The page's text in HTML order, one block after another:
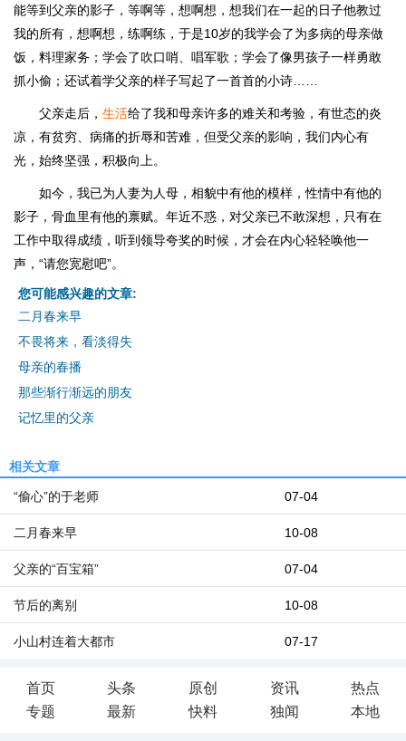
能等到父亲的影子，等啊等，想啊想，想我们在一起的日子他教过
我的所有，想啊想，练啊练，于是10岁的我学会了为多病的母亲做
饭，料理家务；学会了吹口哨、唱军歌；学会了像男孩子一样勇敢
抓小偷；还试着学父亲的样子写起了一首首的小诗……
父亲走后， 生活给了我和母亲许多的难关和考验，有世态的炎
凉，有贫穷、病痛的折辱和苦难，但受父亲的影响，我们内心有
光，始终坚强，积极向上。
如今，我已为人妻为人母，相貌中有他的模样，性情中有他的
影子，骨血里有他的禀赋。年近不惑，对父亲已不敢深想，只有在
工作中取得成绩，听到领导夸奖的时候，才会在内心轻轻唤他一
声，“请您宽慰吧”。
您可能感兴趣的文章:
二月春来早
不畏将来，看淡得失
母亲的春播
那些渐行渐远的朋友
记忆里的父亲
相关文章
07-04
“偷心”的于老师
10-08
二月春来早
07-04
父亲的“百宝箱”
10-08
节后的离别
07-17
小山村连着大都市
首页 头条 原创 资讯
热点
专题
最新 快料 独闻 本地